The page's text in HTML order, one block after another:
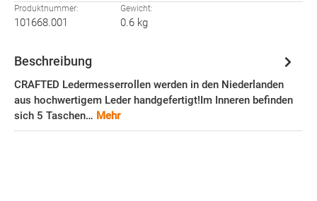
Produktnummer:
101668.001
Gewicht:
0.6 kg
Beschreibung
CRAFTED Ledermesserrollen werden in den Niederlanden
aus hochwertigem Leder handgefertigt!Im Inneren befinden
sich 5 Taschen… Mehr